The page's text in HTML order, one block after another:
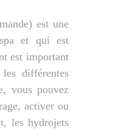
est une
et qui est
est important
différentes
vous pouvez
activer ou
les hydrojets